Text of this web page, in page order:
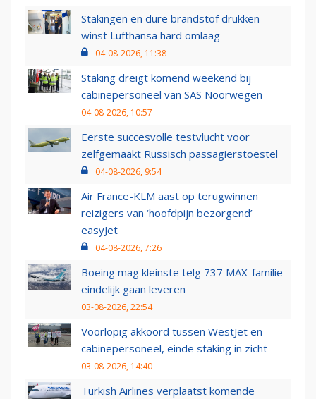
Stakingen en dure brandstof drukken
winst Lufthansa hard omlaag
04-08-2026, 11:38
Staking dreigt komend weekend bij
cabinepersoneel van SAS Noorwegen
04-08-2026, 10:57
Eerste succesvolle testvlucht voor
zelfgemaakt Russisch passagierstoestel
04-08-2026, 9:54
Air France-KLM aast op terugwinnen
reizigers van ‘hoofdpijn bezorgend’
easyJet
04-08-2026, 7:26
Boeing mag kleinste telg 737 MAX-familie
eindelijk gaan leveren
03-08-2026, 22:54
Voorlopig akkoord tussen WestJet en
cabinepersoneel, einde staking in zicht
03-08-2026, 14:40
Turkish Airlines verplaatst komende